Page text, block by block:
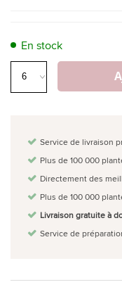
En stock
Service de livraison
Plus de 100 000
Directement des
Plus de 100 000
Livraison gratuite à
Service de